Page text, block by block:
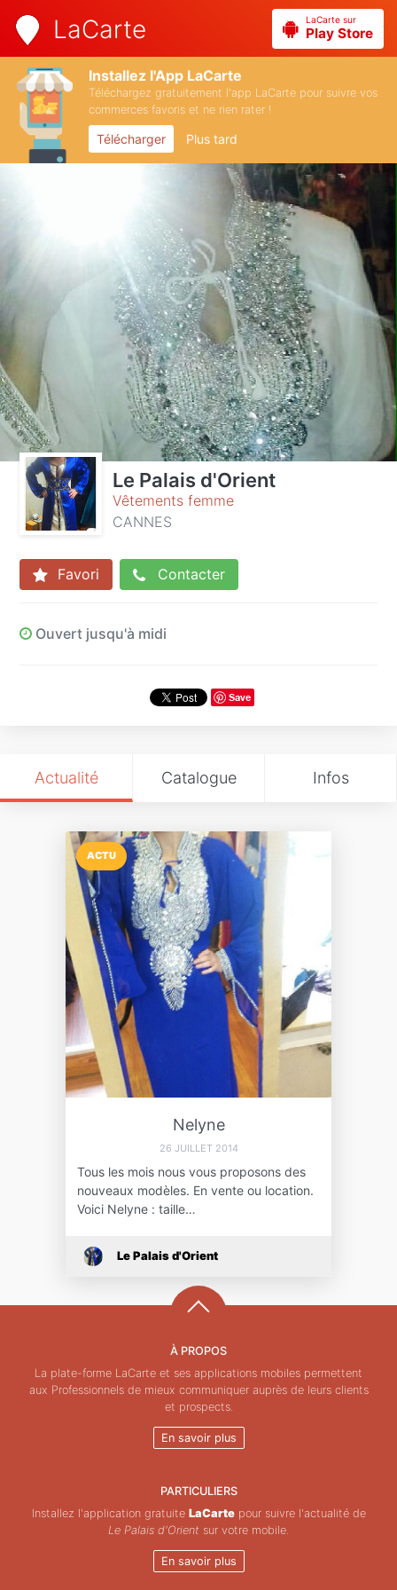
LaCarte LaCarte sur
Play Store
Installez l'App LaCarte
Téléchargez gratuitement l'app LaCarte pour suivre vos
commerces favoris et ne rien rater !
Télécharger Plus tard
Le Palais d'Orient
Vêtements femme
CANNES
Favori Contacter
Ouvert jusqu'à midi
Save
Actualité Catalogue Infos
ACTU
Nelyne
26 JUILLET 2014
Tous les mois nous vous proposons des
nouveaux modèles. En vente ou location.
Voici Nelyne : taille…
Le Palais d'Orient
À PROPOS
La plate-forme LaCarte et ses applications mobiles permettent
aux Professionnels de mieux communiquer auprès de leurs clients
et prospects.
En savoir plus
PARTICULIERS
Installez l'application gratuite LaCartepour suivre l'actualité de
Le Palais d'Orient sur votre mobile.
En savoir plus